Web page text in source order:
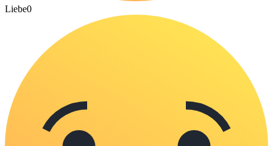
Liebe0